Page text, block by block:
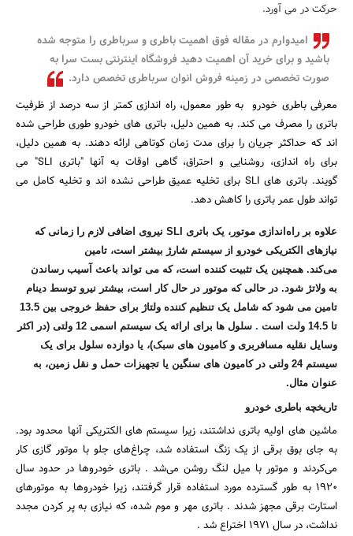
مسکن و ساختمان
حرکت در می آورد.
امیدوارم در مقاله فوق اهمیت باطری و سرباطری را متوجه شده
باشید و برای خرید آن اهمیت دهید فروشگاه اینترنتی بست سرا به
صورت تخصصی در زمینه فروش انوان سرباطری تخصص دارد.
معرفی باطری خودرو به طور معمول، راه اندازی کمتر از سه درصد از ظرفیت
باتری را مصرف می کند. به همین دلیل، باتری های خودرو طوری طراحی شده
اند که حداکثر جریان را برای مدت زمان کوتاهی ارائه دهند. به همین دلیل،
برای راه اندازی، روشنایی و احتراق، گاهی اوقات به آنها "باتری SLI" می
گویند. باتری های SLI برای تخلیه عمیق طراحی نشده اند و تخلیه کامل می
تواند طول عمر باتری را کاهش دهد.
علاوه بر راه‌اندازی موتور، یک باتری SLI نیروی اضافی لازم را زمانی که
نیازهای الکتریکی خودرو از سیستم شارژ بیشتر است، تامین
می‌کند. همچنین یک تثبیت کننده است، که می تواند باعث آسیب رساندن
به ولاتژ شود. در حالی که موتور در حال کار است، بیشتر نیرو توسط دینام
تامین می شود که شامل یک تنظیم کننده ولتاژ برای حفظ خروجی بین 13.5
تا 14.5 ولت است
.
سلول ها برای ارائه یک سیستم اسمی 12 ولتی (در اکثر
وسایل نقلیه مسافربری و کامیون های سبک)، یا دوازده سلول برای یک
سیستم 24 ولتی در کامیون های سنگین یا تجهیزات حمل و نقل زمین، به
عنوان مثال.
تاریخچه باطری خودرو
ماشین های اولیه باتری نداشتند، زیرا سیستم های الکتریکی آنها محدود بود.
به جای بوق برقی از یک زنگ استفاده شد، چراغ‌های جلو با موتور گازی کار
می‌کردند و موتور با میل لنگ روشن می‌شد . باتری خودروها در حدود سال
1920 به طور گسترده مورد استفاده قرار گرفتند، زیرا خودروها به موتورهای
استارت برقی مجهز شدند . باتری مهر و موم شده، که نیازی به پر کردن مجدد
نداشت، در سال 1971 اختراع شد .